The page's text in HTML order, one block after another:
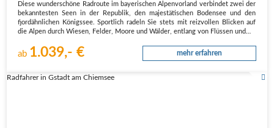
Diese wunderschöne Radroute im bayerischen Alpenvorland verbindet zwei der
bekanntesten Seen in der Republik, den majestätischen Bodensee und den
fjordähnlichen Königssee. Sportlich radeln Sie stets mit reizvollen Blicken auf
die Alpen durch Wiesen, Felder, Moore und Wälder, entlang von Flüssen und…
ab 1.039,- € mehr erfahren
Radfahrer in Gstadt am Chiemsee